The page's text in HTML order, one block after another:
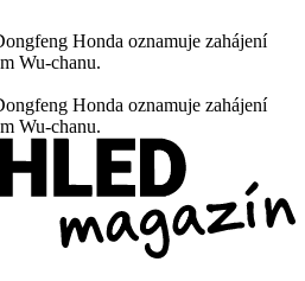
Honda oznamuje zahájení
Wu-chanu.
Honda oznamuje zahájení
Wu-chanu.